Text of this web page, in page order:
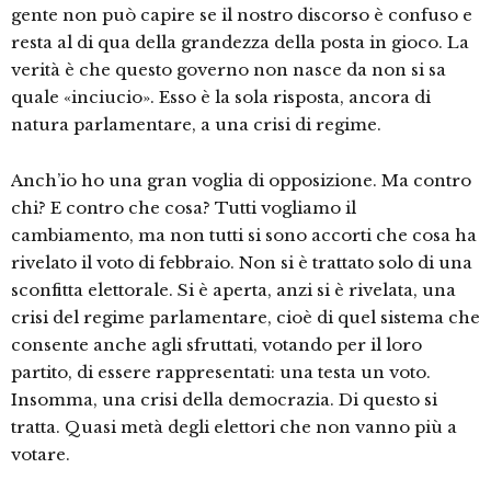
gente non può capire se il nostro discorso è confuso e
resta al di qua della grandezza della posta in gioco. La
verità è che questo governo non nasce da non si sa
quale «inciucio». Esso è la sola risposta, ancora di
natura parlamentare, a una crisi di regime.
Anch’io ho una gran voglia di opposizione. Ma contro
chi? E contro che cosa? Tutti vogliamo il
cambiamento, ma non tutti si sono accorti che cosa ha
rivelato il voto di febbraio. Non si è trattato solo di una
sconfitta elettorale. Si è aperta, anzi si è rivelata, una
crisi del regime parlamentare, cioè di quel sistema che
consente anche agli sfruttati, votando per il loro
partito, di essere rappresentati: una testa un voto.
Insomma, una crisi della democrazia. Di questo si
tratta. Quasi metà degli elettori che non vanno più a
votare.